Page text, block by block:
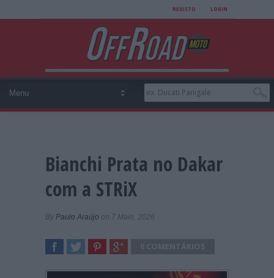
REGISTO LOGIN
Bianchi Prata no Dakar
com a STRiX
By Paulo Araújo on 7 Maio, 2026